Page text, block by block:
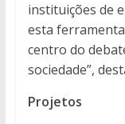
instituições de
esta
centro do
sociedade”,
Projetos